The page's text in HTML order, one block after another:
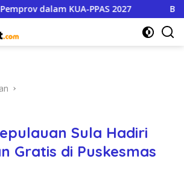
dalam KUA-PPAS 2027 Buntut
Sula Hadiri
Gratis di Puskesmas